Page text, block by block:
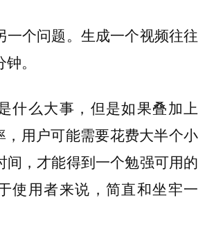
一个问题。生成一个视频往往
。
什么大事，但是如果叠加上
，用户可能需要花费大半个小
间，才能得到一个勉强可用的
使用者来说，简直和坐牢一